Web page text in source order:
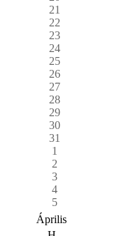
21
22
23
24
25
26
27
28
29
30
31
1
2
3
4
5
Április